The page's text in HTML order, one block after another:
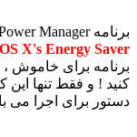
برنامه Power Manager یک برنامه ریز حرفه ای می باشد که توسط
OS X's Energy Saver
کنید ! و فقط تنها این
دستور برای اجرا می